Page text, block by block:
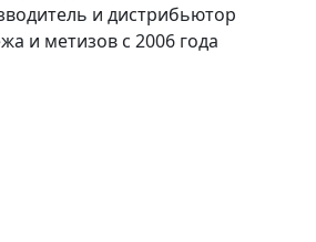
и дистрибьютор
и метизов с 2006 года